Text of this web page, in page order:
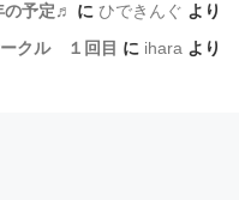
の予定♬
に ひできんぐ より
クル １回目 に ihara より